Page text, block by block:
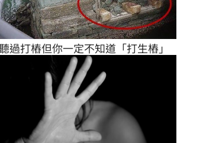
過打樁但你一定不知道「打生樁」